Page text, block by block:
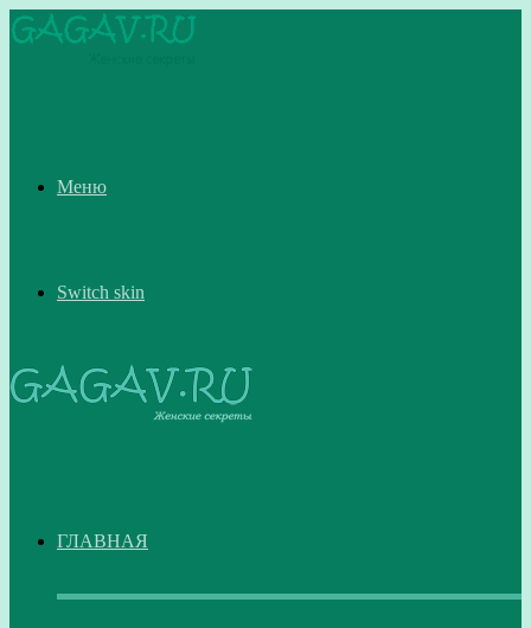
Меню
Switch skin
ГЛАВНАЯ